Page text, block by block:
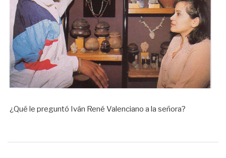
¿Qué le preguntó Iván René Valenciano a la señora?